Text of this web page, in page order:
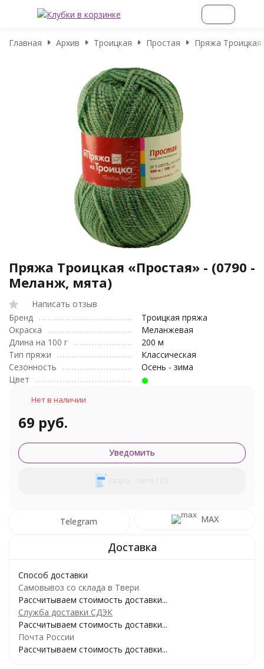
Главная Архив Троицкая Простая Пряжа
Пряжа Троицкая «Простая» - (0790 -
Меланж, мята)
Написать отзыв
Бренд
Троицкая пряжа
Окраска
Меланжевая
Длина на 100 г
200 м
Тип пряжи
Классическая
Сезонность
Осень - зима
Цвет
Нет в наличии
69 руб.
Уведомить
Telegram MAX
Способ доставки
Самовывоз со склада в Твери
Рассчитываем стоимость доставки...
Служба доставки СДЭК
Рассчитываем стоимость доставки...
Почта России
Рассчитываем стоимость доставки...